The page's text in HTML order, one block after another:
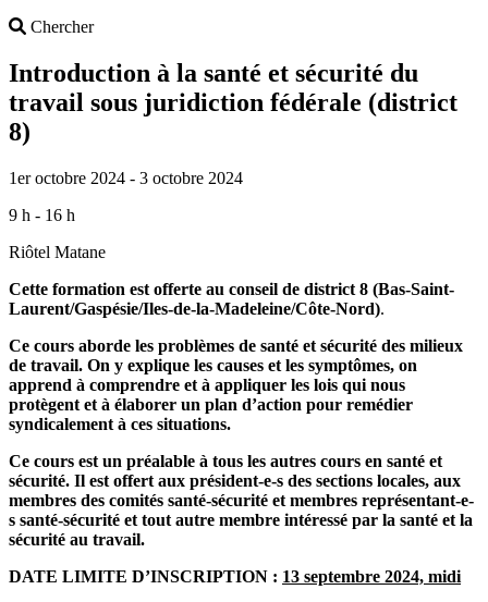
ChercherSearch
Introduction à la santé et sécurité du
travail sous juridiction fédérale (district
8)
1er octobre 2024 - 3 octobre 2024
9 h - 16 h
Riôtel Matane
Cette formation est offerte au conseil de district 8 (Bas-Saint-
Laurent/Gaspésie/Iles-de-la-Madeleine/Côte-Nord).
Ce cours aborde les problèmes de santé et sécurité des milieux
de travail. On y explique les causes et les symptômes, on
apprend à comprendre et à appliquer les lois qui nous
protègent et à élaborer un plan d’action pour remédier
syndicalement à ces situations.
Ce cours est un préalable à tous les autres cours en santé et
sécurité. Il est offert aux président-e-s des sections locales, aux
membres des comités santé-sécurité et membres représentant-e-
s santé-sécurité et tout autre membre intéressé par la santé et la
sécurité au travail.
DATE LIMITE D’INSCRIPTION : 13 septembre 2024, midi